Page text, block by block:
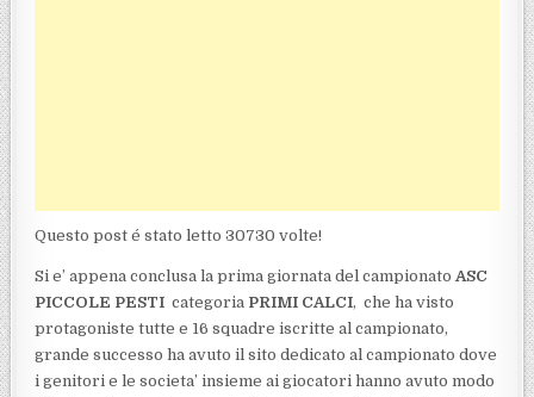
Questo post é stato letto 30730 volte!
Si e’ appena conclusa la prima giornata del campionatoASC
PICCOLE PESTI categoria PRIMI CALCI, che ha visto
protagoniste tutte e 16 squadre iscritte al campionato,
grande successo ha avuto il sito dedicato al campionato dove
i genitori e le societa’ insieme ai giocatori hanno avuto modo